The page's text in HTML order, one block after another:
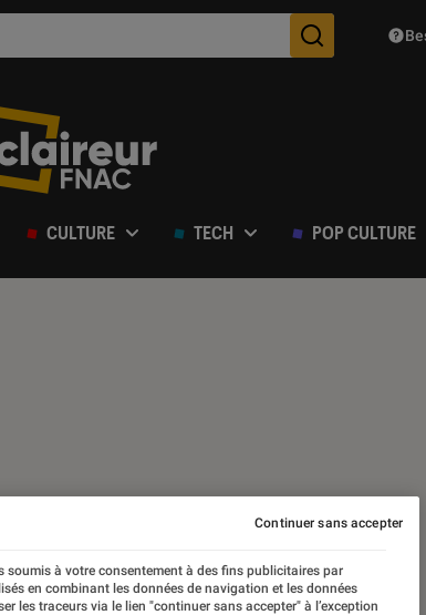
Des
CULTURE TECH POP CULTURE
soumis à votre consentement à des fins publicitaires par
en combinant les données de navigation et les données
les traceurs via le lien "continuer sans accepter" à l’exception
Continuer sans accepter